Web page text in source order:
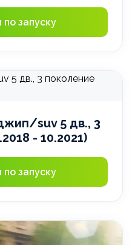
запуску
suv 5 дв., 3
- 10.2021)
запуску